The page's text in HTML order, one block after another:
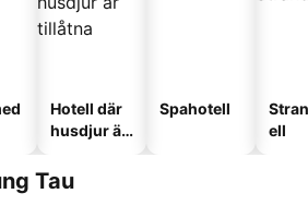
Hotell där
husdjur är
Spahotell
ell
Tau